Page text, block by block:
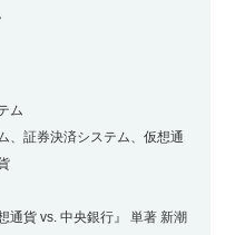
ム
、証券決済システム、仮想通
通貨 vs. 中央銀行』 単著 新潮